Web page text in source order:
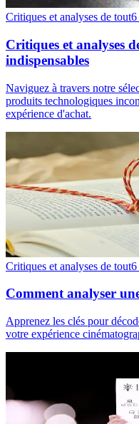
Critiques et analyses de tout6
Critiques et analyses
indispensables
Naviguez à travers notre
produits technologiques
expérience d'achat.
Critiques et analyses de tout6
Comment analyser
Apprenez les clés pour
votre expérience